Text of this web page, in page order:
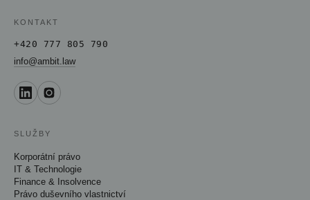
KONTAKT
+420 777 805 790
info@ambit.law
SLUŽBY
Korporátní právo
IT & Technologie
Finance & Insolvence
Právo duševního vlastnictví